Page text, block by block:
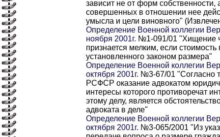
зависит не от форм собственности,
совершенных в отношении нее
умысла и цели виновного"
Определение Военной коллегии
ноября 2001г. №1-091/01 "Хищение
признается мелким, если
установленного законом размера"
Определение Военной коллегии
октября 2001г. №3-67/01 "Согласно
РСФСР оказание адвокатом
интересы которого противоречат
этому делу, является
адвоката в деле"
Определение Военной коллегии
октября 2001г. №3-065/2001 "Из